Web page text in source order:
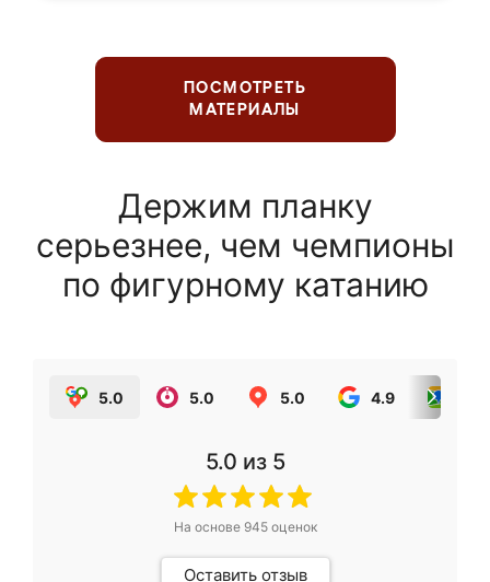
ПОСМОТРЕТЬ
МАТЕРИАЛЫ
Держим планку
серьезнее, чем чемпионы
по фигурному катанию
5.0 5.0 5.0 4.9
5.0 из 5
На основе 945оценок
Оставить отзыв